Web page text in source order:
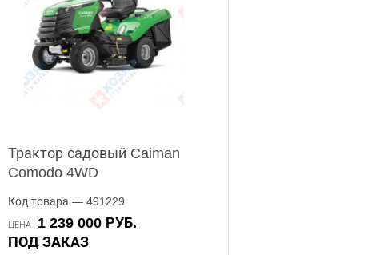
Трактор садовый Caiman
Comodo 4WD
Код товара — 491229
ЦЕНА
1 239 000 РУБ.
ПОД ЗАКАЗ